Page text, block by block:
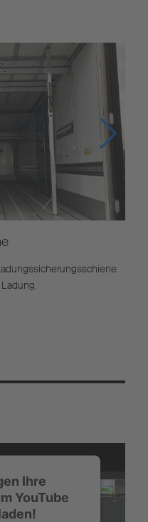
Ihre
YouTube